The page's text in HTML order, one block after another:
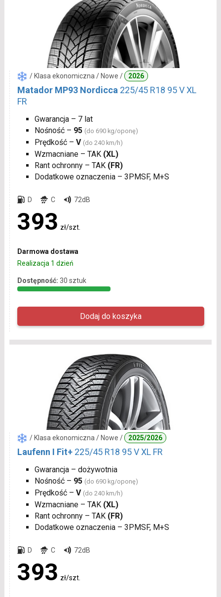
/ Klasa ekonomiczna / Nowe / 2026
Matador MP93 Nordicca 225/45 R18 95 V XL
FR
Gwarancja – 7 lat
Nośność – 95 (do 690 kg/oponę)
Prędkość – V (do 240 km/h)
Wzmacniane – TAK (XL)
Rant ochronny – TAK (FR)
Dodatkowe oznaczenia – 3PMSF, M+S
D C 72dB
393 zł/szt.
Darmowa dostawa
Realizacja 1 dzień
Dostępność: 30 sztuk
/ Klasa ekonomiczna / Nowe / 2025/2026
Laufenn I Fit+ 225/45 R18 95 V XL FR
Gwarancja – dożywotnia
Nośność – 95 (do 690 kg/oponę)
Prędkość – V (do 240 km/h)
Wzmacniane – TAK (XL)
Rant ochronny – TAK (FR)
Dodatkowe oznaczenia – 3PMSF, M+S
D C 72dB
393 zł/szt.